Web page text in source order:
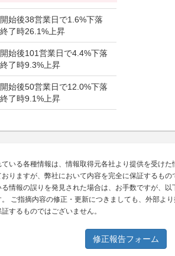
開始後38営業日で1.6%下落
終了時26.1%上昇
開始後101営業日で4.4%下落
終了時9.3%上昇
開始後50営業日で12.0%下落
終了時9.1%上昇
いる各種情報は、情報取得元各社より提供を受け
りますが、弊社において内容を完全に保証するもの
情報の誤りを発見された場合は、お手数ですが、
ご指摘内容の修正・更新につきましても、外部よ
するものではございません。
修正報告フォーム